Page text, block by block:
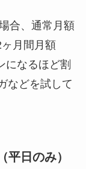
合、通常月額
月間月額
になるほど割
などを試して
日のみ）